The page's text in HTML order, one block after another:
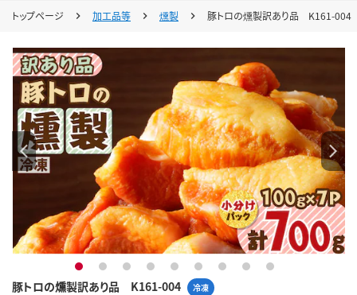
トップページ 加工品等 燻製 豚トロの燻製訳あり品 K161-004
豚トロの燻製訳あり品 K161-004 冷凍
1 2 3 4 5 6 7 8 9